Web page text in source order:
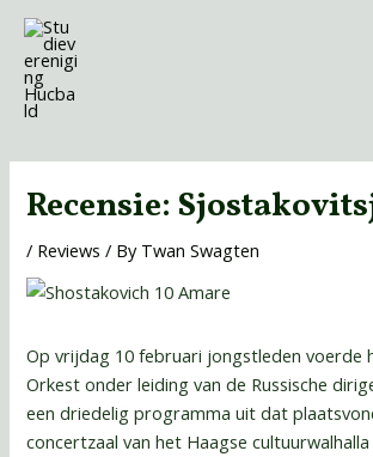
Skip
content
Recensie:
/ Reviews / By Twan Swagten
Op vrijdag 10 februari jongstleden voerde
Orkest onder leiding van de Russische
een driedelig programma uit dat
concertzaal van het Haagse